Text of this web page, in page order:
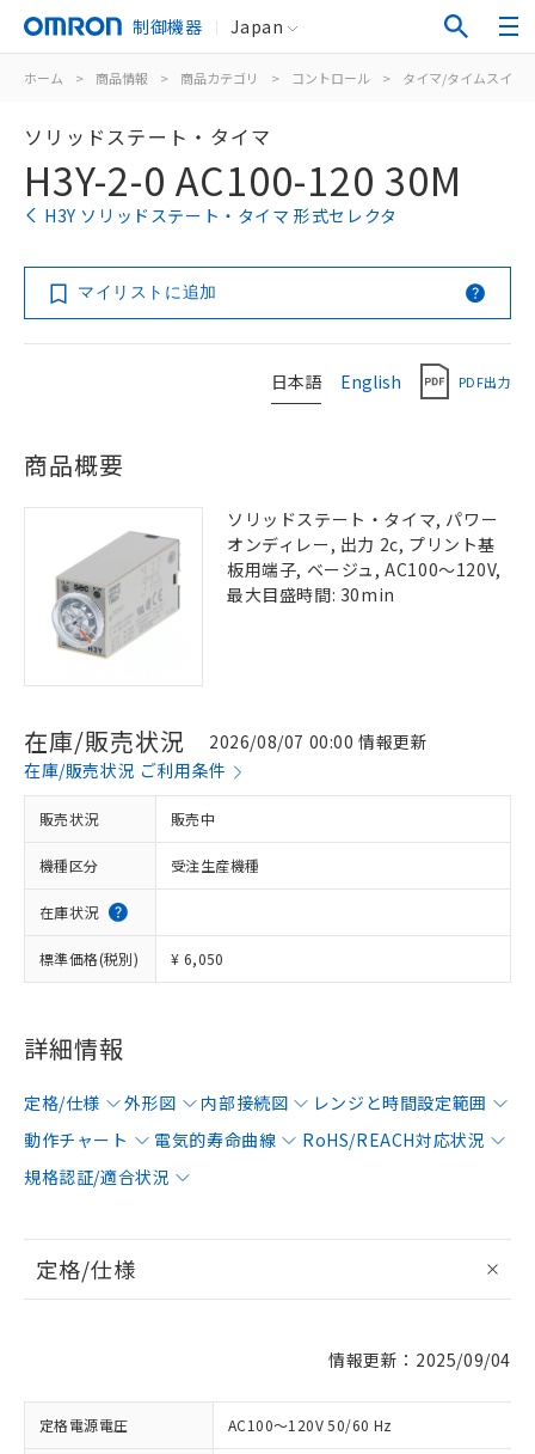
制御機器 Japan
ホーム > 商品情報 > 商品カテゴリ > コントロール > タイマ/タイムスイッ
ソリッドステート・タイマ
H3Y-2-0 AC100-120 30M
H3Y ソリッドステート・タイマ 形式セレクタ
マイリストに追加
日本語 English PDF出力
商品概要
ソリッドステート・タイマ, パワー
オンディレー, 出力 2c, プリント基
板用端子, ベージュ, AC100～120V,
最大目盛時間: 30min
在庫/販売状況
2026/08/07 00:00 情報更新
在庫/販売状況 ご利用条件
販売状況 販売中
機種区分 受注生産機種
在庫状況
標準価格(税別) ¥ 6,050
詳細情報
定格/仕様 外形図 内部接続図
レンジと時間設定範囲
動作チャート
電気的寿命曲線
RoHS/REACH対応状況
規格認証/適合状況
定格/仕様
情報更新：2025/09/04
定格電源電圧 AC100～120V 50/60 Hz